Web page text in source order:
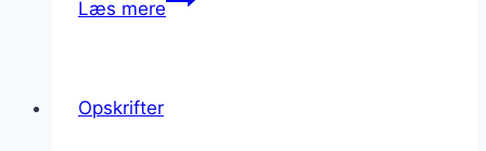
Læs mere
Opskrifter